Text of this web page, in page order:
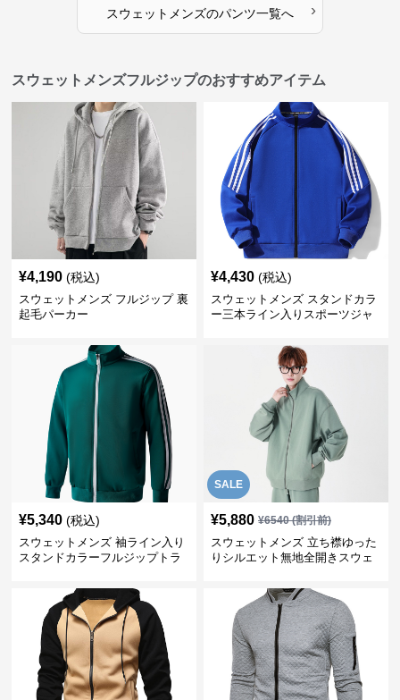
スウェットメンズのパンツ一覧へ ›
スウェットメンズフルジップのおすすめアイテム
¥4,190 (税込)
スウェットメンズ フルジップ 裏
起毛パーカー
¥4,430 (税込)
スウェットメンズ スタンドカラ
ー三本ライン入りスポーツジャ
¥5,340 (税込)
スウェットメンズ 袖ライン入り
スタンドカラーフルジップトラ
SALE
¥5,880 ¥6540(割引前)
スウェットメンズ 立ち襟ゆった
りシルエット無地全開きスウェ